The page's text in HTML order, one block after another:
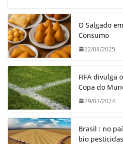
O Salgado
Consumo
22/08/2025
FIFA divulga
Copa do
29/03/2024
Brasil : no
bio